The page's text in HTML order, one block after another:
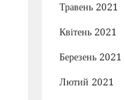
Травень 2021
Квітень 2021
Березень 2021
Лютий 2021